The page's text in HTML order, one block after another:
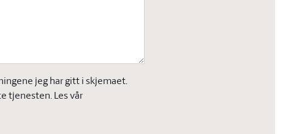
jeg har gitt i skjemaet.
tjenesten. Les vår